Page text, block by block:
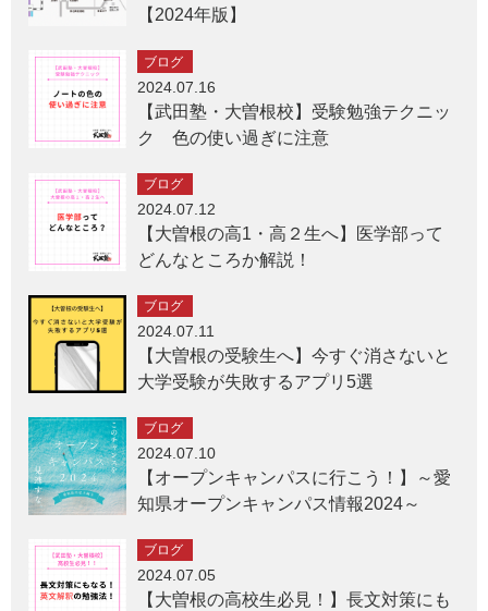
【2024年版】
ブログ
2024.07.16
【武田塾・大曽根校】受験勉強テクニッ
ク 色の使い過ぎに注意
ブログ
2024.07.12
【大曽根の高1・高２生へ】医学部って
どんなところか解説！
ブログ
2024.07.11
【大曽根の受験生へ】今すぐ消さないと
大学受験が失敗するアプリ5選
ブログ
2024.07.10
【オープンキャンパスに行こう！】～愛
知県オープンキャンパス情報2024～
ブログ
2024.07.05
【大曽根の高校生必見！】長文対策にも